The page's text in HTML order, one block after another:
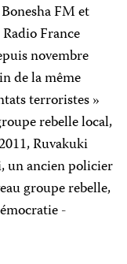
FM et
France
novembre
de la même
terroristes »
rebelle local,
Ruvakuki
un ancien policier
groupe rebelle,
-